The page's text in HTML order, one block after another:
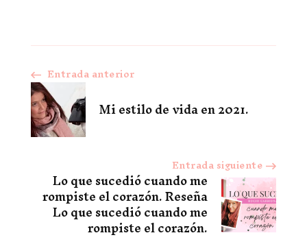
Navegación
de
entradas
Entrada anterior
Mi estilo de vida en 2021.
Entrada siguiente
Lo que sucedió cuando me
rompiste el corazón. Reseña
Lo que sucedió cuando me
rompiste el corazón.